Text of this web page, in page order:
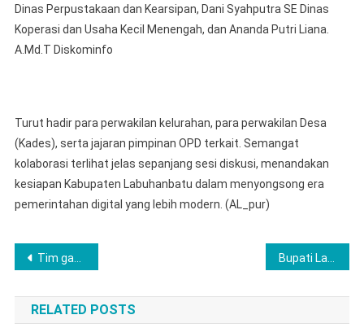
Dinas Perpustakaan dan Kearsipan, Dani Syahputra SE Dinas
Koperasi dan Usaha Kecil Menengah, dan Ananda Putri Liana.
A.Md.T Diskominfo
Turut hadir para perwakilan kelurahan, para perwakilan Desa
(Kades), serta jajaran pimpinan OPD terkait. Semangat
kolaborasi terlihat jelas sepanjang sesi diskusi, menandakan
kesiapan Kabupaten Labuhanbatu dalam menyongsong era
pemerintahan digital yang lebih modern. (AL_pur)
Post
navigation
Tim gabungan Bersama Polres Lubuk Linggau Laksanakan kegiatan Sosialisasi Edukatif Bertajuk Bersekolah Tanpa Tawuran dan Perundungan
RELATED POSTS